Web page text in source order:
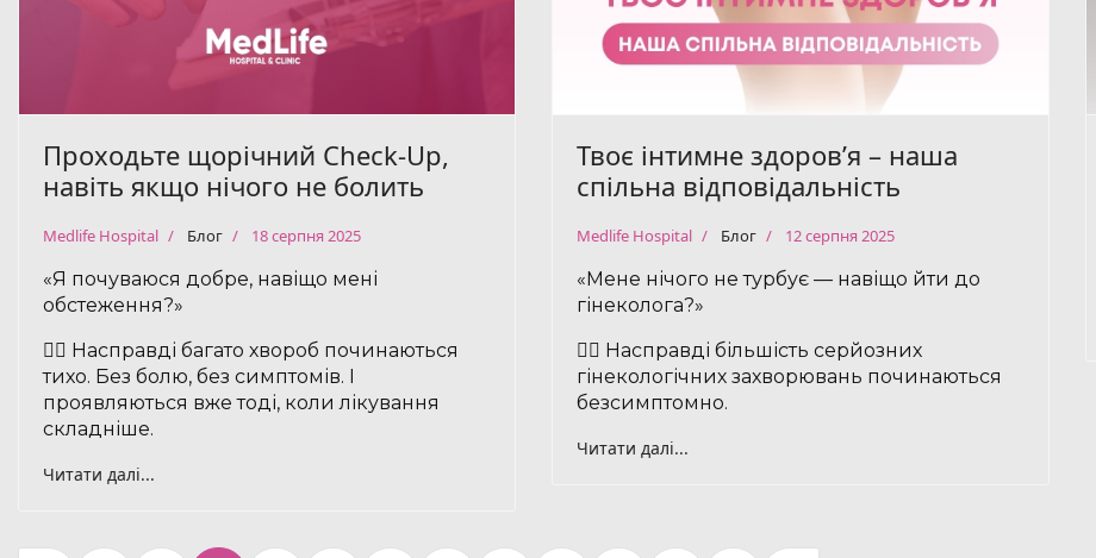
Проходьте щорічний Check-Up,
навіть якщо нічого не болить
Medlife Hospital Блог 18 серпня 2025
«Я почуваюся добре, навіщо мені
обстеження?»
🙋‍♂️ Насправді багато хвороб починаються
тихо. Без болю, без симптомів. І
проявляються вже тоді, коли лікування
складніше.
Читати далі...
Твоє інтимне здоровʼя – наша
спільна відповідальність
Medlife Hospital Блог 12 серпня 2025
«Мене нічого не турбує — навіщо йти до
гінеколога?»
🙋‍♀️ Насправді більшість серйозних
гінекологічних захворювань починаються
безсимптомно.
Читати далі...